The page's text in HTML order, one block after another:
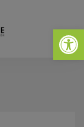
Abrir